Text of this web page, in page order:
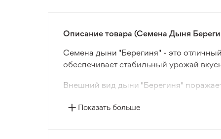
Описание товара (Семена Дыня
Семена дыни "Берегиня" - это
обеспечивает стабильный урожай
Внешний вид дыни "Берегиня"
спелости.
Показать больше